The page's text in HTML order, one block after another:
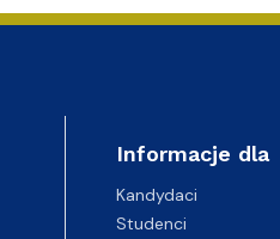
Informacje dla
Kandydaci
Studenci